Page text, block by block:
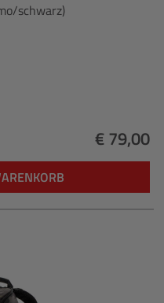
schwarz)
€ 79,00